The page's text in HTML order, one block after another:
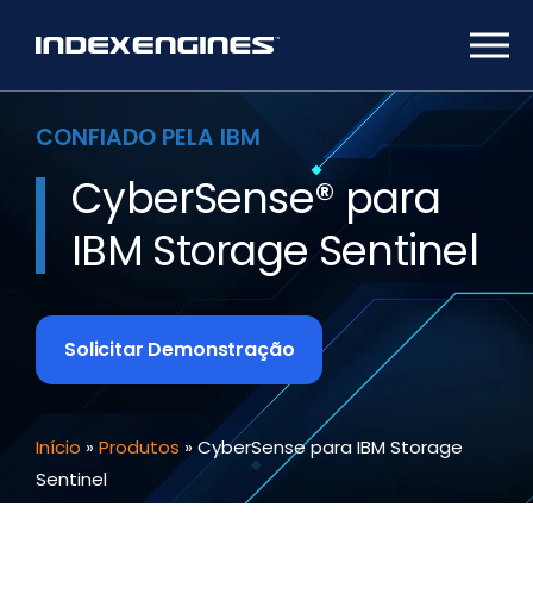
CONFIADO PELA IBM
CyberSense® para
IBM Storage Sentinel
Solicitar Demonstração
Início » Produtos »CyberSense para IBM Storage
Sentinel